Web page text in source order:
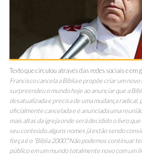
Texto que circulou através das redes sociais e em
Francisco cancela a Bíblia e propõe criar um
surpreendeu o mundo hoje ao anunciar que a
desatualizada e precisa de uma mudança radical,
oficialmente cancelada e é anunciada uma
mais altas da igreja onde será decidido o livro
seu conteúdo.alguns nomes já estão sendo
força é o “Biblia 2000”.“Não podemos continuar
público em um mundo totalmente novo com um